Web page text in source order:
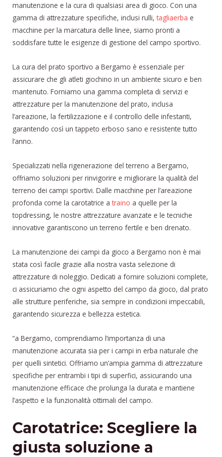
manutenzione e la cura di qualsiasi area di gioco. Con una
gamma di attrezzature specifiche, inclusi rulli,tagliaerba e
macchine per la marcatura delle linee, siamo pronti a
soddisfare tutte le esigenze di gestione del campo sportivo.
La cura del prato sportivo a Bergamo è essenziale per
assicurare che gli atleti giochino in un ambiente sicuro e ben
mantenuto. Forniamo una gamma completa di servizi e
attrezzature per la manutenzione del prato, inclusa
l’areazione, la fertilizzazione e il controllo delle infestanti,
garantendo così un tappeto erboso sano e resistente tutto
l’anno.
Specializzati nella rigenerazione del terreno a Bergamo,
offriamo soluzioni per rinvigorire e migliorare la qualità del
terreno dei campi sportivi. Dalle macchine per l’areazione
profonda come la carotatrice atraino a quelle per la
topdressing, le nostre attrezzature avanzate e le tecniche
innovative garantiscono un terreno fertile e ben drenato.
La manutenzione dei campi da gioco a Bergamo non è mai
stata così facile grazie alla nostra vasta selezione di
attrezzature di noleggio. Dedicati a fornire soluzioni complete,
ci assicuriamo che ogni aspetto del campo da gioco, dal prato
alle strutture periferiche, sia sempre in condizioni impeccabili,
garantendo sicurezza e bellezza estetica.
“a Bergamo, comprendiamo l’importanza di una
manutenzione accurata sia per i campi in erba naturale che
per quelli sintetici. Offriamo un’ampia gamma di attrezzature
specifiche per entrambi i tipi di superfici, assicurando una
manutenzione efficace che prolunga la durata e mantiene
l’aspetto e la funzionalità ottimali del campo.
Carotatrice: Scegliere la
giusta soluzione a